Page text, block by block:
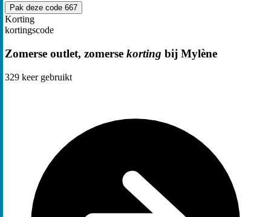
Pak deze code 667
Korting
kortingscode
Zomerse outlet, zomerse korting bij Mylène
329 keer gebruikt